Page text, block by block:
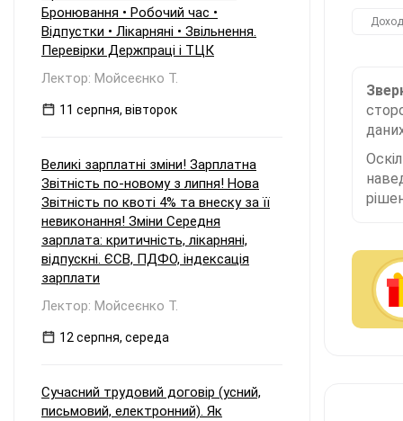
Бронювання • Робочий час •
Відпустки • Лікарняні • Звільнення.
Перевірки Держпраці і ТЦК
Лектор: Мойсеєнко Т.
11 серпня, вівторок
Великі зарплатні зміни! Зарплатна
Звітність по-новому з липня! Нова
Звітність по квоті 4% та внеску за її
невиконання! Зміни Середня
зарплата: критичність, лікарняні,
відпускні. ЄСВ, ПДФО, індексація
зарплати
Лектор: Мойсеєнко Т.
12 серпня, середа
Сучасний трудовий договір (усний,
письмовий, електронний). Як